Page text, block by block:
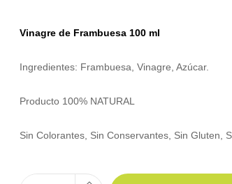
Vinagre de Frambuesa 100 ml
Ingredientes: Frambuesa, Vinagre, Azúcar.
Producto 100% NATURAL
Sin Colorantes, Sin Conservantes, Sin Gluten,